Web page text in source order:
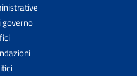
governo